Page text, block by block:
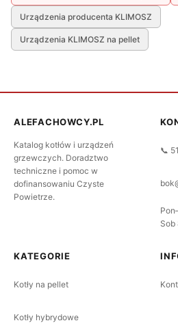
Urządzenia producenta KLIMOSZ
Urządzenia KLIMOSZ na pellet
ALEFACHOWCY.PL
Katalog kotłów i urządzeń
grzewczych. Doradztwo
techniczne i pomoc w
dofinansowaniu Czyste
Powietrze.
📞
Sob
KATEGORIE
Kotły na pellet
Kotły hybrydowe